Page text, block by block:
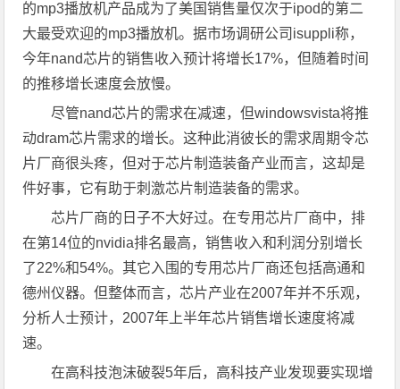
的mp3播放机产品成为了美国销售量仅次于ipod的第二
大最受欢迎的mp3播放机。据市场调研公司isuppli称，
今年nand芯片的销售收入预计将增长17%，但随着时间
的推移增长速度会放慢。
尽管nand芯片的需求在减速，但windowsvista将推
动dram芯片需求的增长。这种此消彼长的需求周期令芯
片厂商很头疼，但对于芯片制造装备产业而言，这却是
件好事，它有助于刺激芯片制造装备的需求。
芯片厂商的日子不大好过。在专用芯片厂商中，排
在第14位的nvidia排名最高，销售收入和利润分别增长
了22%和54%。其它入围的专用芯片厂商还包括高通和
德州仪器。但整体而言，芯片产业在2007年并不乐观，
分析人士预计，2007年上半年芯片销售增长速度将减
速。
在高科技泡沫破裂5年后，高科技产业发现要实现增